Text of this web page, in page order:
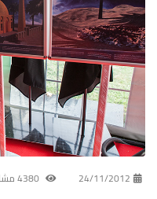
24/11/2012